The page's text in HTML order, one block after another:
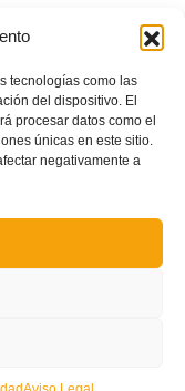
tecnologías como las
del dispositivo. El
procesar datos como el
únicas en este sitio.
negativamente a
Valenciana